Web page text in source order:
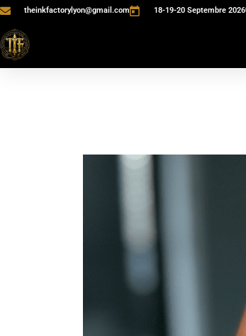
theinkfactorylyon@gmail.com 18-19-20 Septembre 2026